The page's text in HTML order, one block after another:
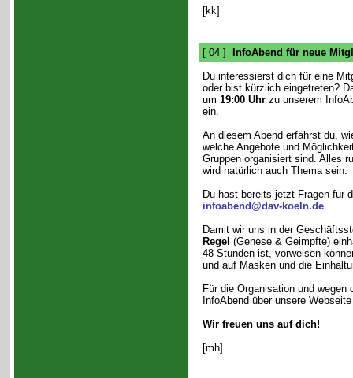
[kk]
[ 04 ]
InfoAbend für neue
Du interessierst dich für eine
oder bist kürzlich eingetreten?
um 19:00 Uhrzu unserem
ein.
An diesem Abend erfährst du,
welche Angebote und
Gruppen organisiert sind. Alles
wird natürlich auch Thema sein.
Du hast bereits jetzt Fragen für
infoabend@dav-koeln.de
Damit wir uns in der
Regel (Genese & Geimpfte)
48 Stunden ist, vorweisen
und auf Masken und die
Für die Organisation und
InfoAbend über unsere
Wir freuen uns auf dich!
[mh]